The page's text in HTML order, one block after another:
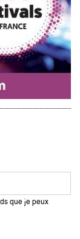
que je peux